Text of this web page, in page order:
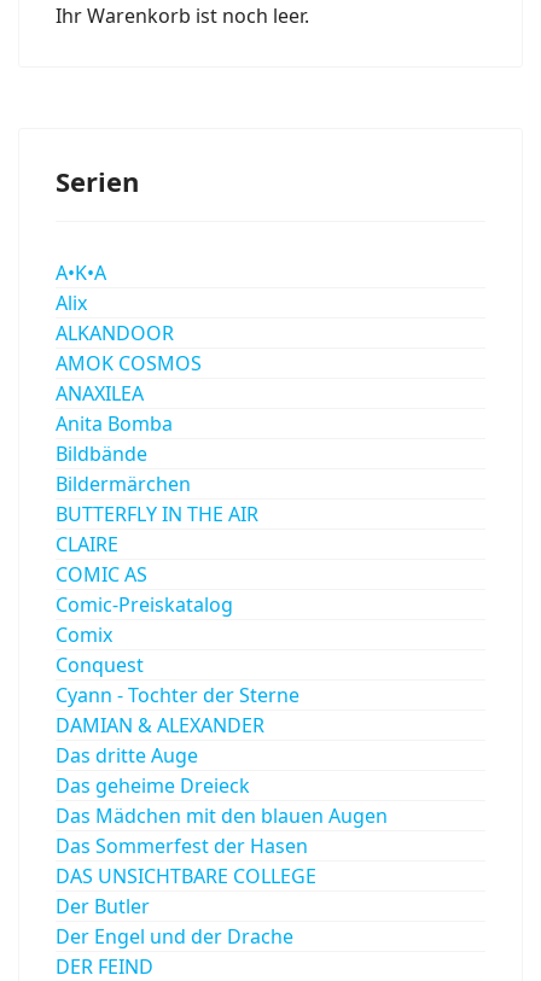
Ihr Warenkorb ist noch leer.
Serien
A•K•A
Alix
ALKANDOOR
AMOK COSMOS
ANAXILEA
Anita Bomba
Bildbände
Bildermärchen
BUTTERFLY IN THE AIR
CLAIRE
COMIC AS
Comic-Preiskatalog
Comix
Conquest
Cyann - Tochter der Sterne
DAMIAN & ALEXANDER
Das dritte Auge
Das geheime Dreieck
Das Mädchen mit den blauen Augen
Das Sommerfest der Hasen
DAS UNSICHTBARE COLLEGE
Der Butler
Der Engel und der Drache
DER FEIND